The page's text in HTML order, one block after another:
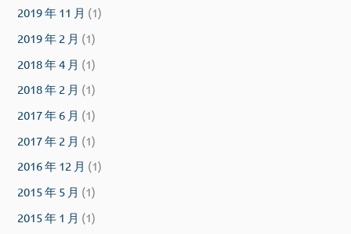
2019 年 11 月 (1)
2019 年 2 月 (1)
2018 年 4 月 (1)
2018 年 2 月 (1)
2017 年 6 月 (1)
2017 年 2 月 (1)
2016 年 12 月 (1)
2015 年 5 月 (1)
2015 年 1 月 (1)